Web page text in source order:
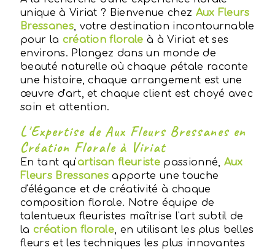
unique à Viriat ? Bienvenue chez Aux Fleurs
Bressanes, votre destination incontournable
pour la création florale à à Viriat et ses
environs. Plongez dans un monde de
beauté naturelle où chaque pétale raconte
une histoire, chaque arrangement est une
œuvre d'art, et chaque client est choyé avec
soin et attention.
L'Expertise de Aux Fleurs Bressanes en
Création Florale à Viriat
En tant qu'artisan fleuristepassionné, Aux
Fleurs Bressanes apporte une touche
d'élégance et de créativité à chaque
composition florale. Notre équipe de
talentueux fleuristes maîtrise l'art subtil de
la création florale, en utilisant les plus belles
fleurs et les techniques les plus innovantes